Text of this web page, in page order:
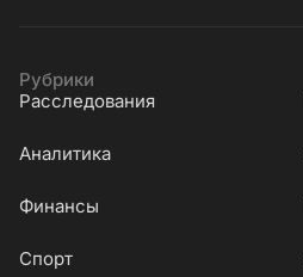
Рубрики
Расследования
Аналитика
Финансы
Cпорт